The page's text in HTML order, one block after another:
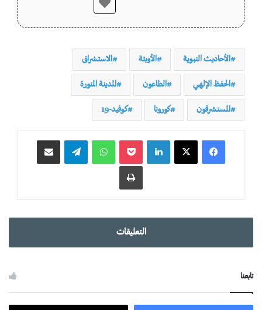
الأحاديث النبوية الأوبئة الاستشراق
الحفظ الإلهي الطاعون المدينة المنورة
المستشرقون كورونا كوفيد-19
واتساب
التعليقات
تابعنا